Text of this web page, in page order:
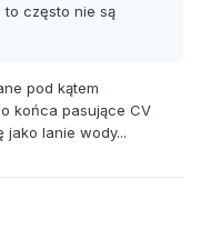
to często nie są
pod kątem
końca pasujące CV
jako lanie wody...